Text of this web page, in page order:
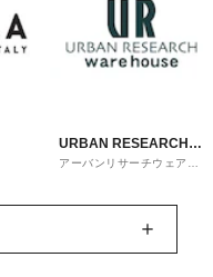
URBAN RESEARCH
ware house
アーバンリサーチウェアハ